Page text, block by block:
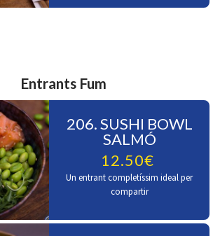
Entrants Fum
206. SUSHI BOWL
SALMÓ
12.50€
Un entrant completíssim ideal per
compartir